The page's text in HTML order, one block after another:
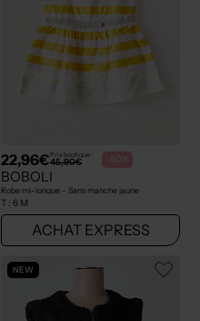
22,96€Prix boutique :
45,90€ -50%
BOBOLI
Robe mi-longue - Sans manche jaune
T : 6 M
ACHAT EXPRESS
NEW